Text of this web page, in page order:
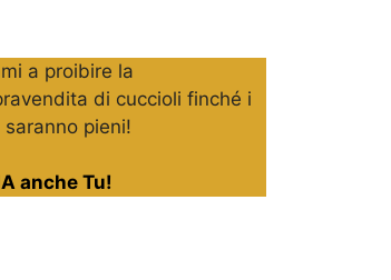
a proibire la
di cuccioli finché i
saranno pieni!
anche Tu!